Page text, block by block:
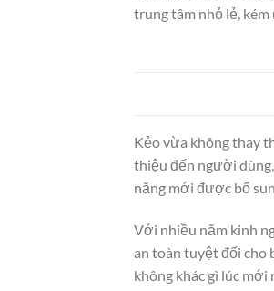
trung tâm nhỏ lẻ, kém
Kẻo vừa không thay
thiệu đến người dùng,
năng mới được bổ
Với nhiều năm kinh
an toàn tuyệt đối cho
không khác gì lúc